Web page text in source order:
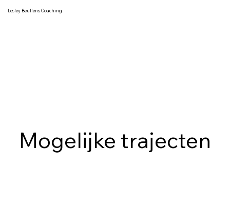
Lesley Beullens Coaching
Mogelijke trajecten